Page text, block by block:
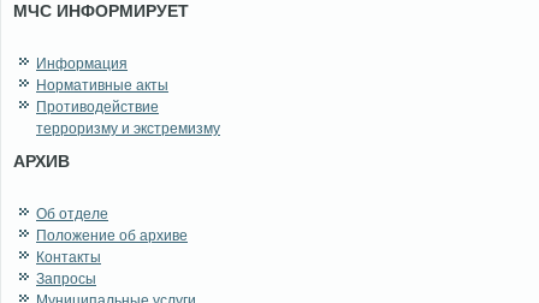
МЧС ИНФОРМИРУЕТ
Информация
Нормативные акты
Противодействие
терроризму и экстремизму
АРХИВ
Об отделе
Положение об архиве
Контакты
Запросы